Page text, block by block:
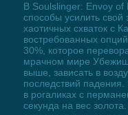
В Soulslinger: Envoy of
способы усилить свой
хаотичных схваток с
востребованных
30%, которое
мрачном мире
выше, зависать в
последствий
в рогаликах с
секунда на вес